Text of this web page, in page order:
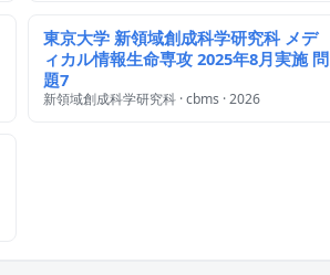
東京大学 新領域創成科学研究科 メデ
ィカル情報生命専攻 2025年8月実施 問
題7
新領域創成科学研究科 · cbms · 2026